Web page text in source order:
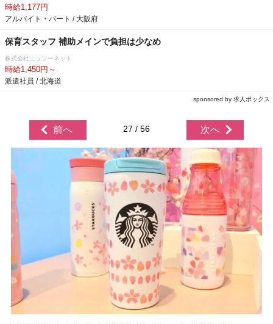
時給1,177円
アルバイト・パート / 大阪府
保育スタッフ 補助メインで負担は少なめ
株式会社ニッソーネット
時給1,450円～
派遣社員 / 北海道
sponsored by 求人ボックス
前へ 27 / 56 次へ